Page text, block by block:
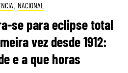
, NACIONAL
se para eclipse total
vez desde 1912:
e a que horas